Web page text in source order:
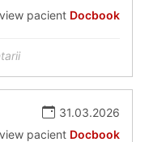
pacient Docbook
31.03.2026
pacient Docbook